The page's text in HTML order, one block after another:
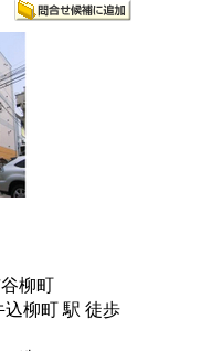
柳町
駅 徒歩